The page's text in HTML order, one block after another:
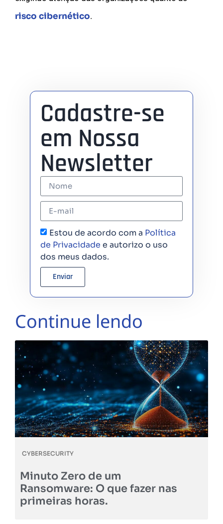
risco cibernético.
Cadastre-se
em Nossa
Newsletter
Estou de acordo com a Política
de Privacidade e autorizo o uso
dos meus dados.
Enviar
Continue lendo
CYBERSECURITY
Minuto Zero de um
Ransomware: O que fazer nas
primeiras horas.